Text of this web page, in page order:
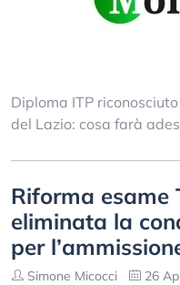
Diploma ITP
del Lazio: cosa farà
Riforma esame
eliminata la
per
Simone Micocci 26